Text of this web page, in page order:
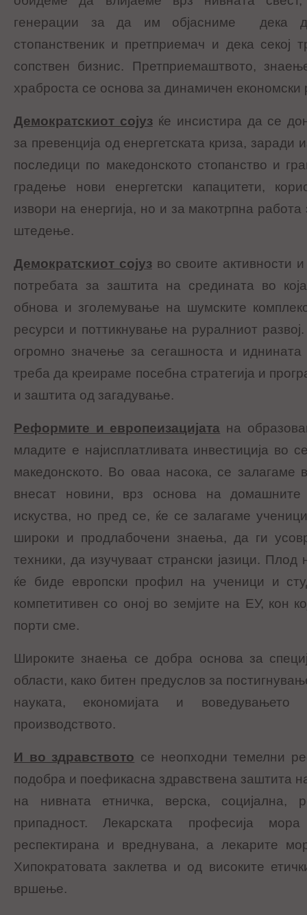
генерации за да им објасниме дека
стопанственик и претприемач и дека секој
сопствен бизнис. Претприемаштвото,
храброста се основа за динамичен економски
Демократскиот сојузќе инсистира да се
за превенција од енергетската криза,
последици по македонското стопанство и
градење нови енергетски капацитети,
извори на енергија, но и за макотрпна
штедење.
Демократскиот сојузво своите активности
потребата за заштита на средината во
обнова и зголемување на шумските
ресурси и поттикнување на руралниот
огромно значење за сегашноста и
треба да креираме посебна стратегија и
и заштита од загадување.
Реформите и европеизацијата на
младите е најисплатливата инвестиција во
македонското. Во оваа насока, се залагаме
внесат новини, врз основа на домашните
искуства, но пред се, ќе се залагаме
широки и продлабочени знаења, да ги
техники, да изучуваат странски јазици. Плод
ќе биде европски профил на ученици и
компетитивен со оној во земјите на ЕУ, кон
порти сме.
Широките знаења се добра основа за
области, како битен предуслов за
науката, економијата и
производството.
И во здравството се неопходни темелни
подобра и поефикасна здравствена заштита
на нивната етничка, верска, социјална,
припадност. Лекарската професија
респектирана и вреднувана, а лекарите
Хипократовата заклетва и од високите
вршење.